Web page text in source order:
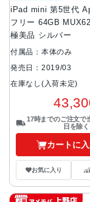
iPad mini 第5世代
フリー 64GB
極美品 シルバー
付属品：本体のみ
発売日：2019/03
在庫なし(入荷未定)
17時までのご注文
日を除く
カートに
お気に入り